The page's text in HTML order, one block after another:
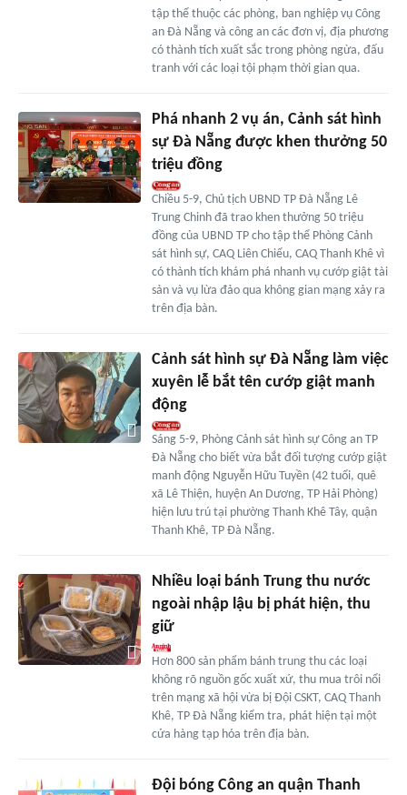
tập thể thuộc các phòng, ban nghiệp vụ Công
an Đà Nẵng và công an các đơn vị, địa phương
có thành tích xuất sắc trong phòng ngừa, đấu
tranh với các loại tội phạm thời gian qua.
Phá nhanh 2 vụ án, Cảnh sát hình
sự Đà Nẵng được khen thưởng 50
triệu đồng
Chiều 5-9, Chủ tịch UBND TP Đà Nẵng Lê
Trung Chinh đã trao khen thưởng 50 triệu
đồng của UBND TP cho tập thể Phòng Cảnh
sát hình sự, CAQ Liên Chiểu, CAQ Thanh Khê vì
có thành tích khám phá nhanh vụ cướp giật tài
sản và vụ lừa đảo qua không gian mạng xảy ra
trên địa bàn.
Cảnh sát hình sự Đà Nẵng làm việc
xuyên lễ bắt tên cướp giật manh
động
Sáng 5-9, Phòng Cảnh sát hình sự Công an TP
Đà Nẵng cho biết vừa bắt đối tượng cướp giật
manh động Nguyễn Hữu Tuyền (42 tuổi, quê
xã Lê Thiện, huyện An Dương, TP Hải Phòng)
hiện lưu trú tại phường Thanh Khê Tây, quận
Thanh Khê, TP Đà Nẵng.
Nhiều loại bánh Trung thu nước
ngoài nhập lậu bị phát hiện, thu
giữ
Hơn 800 sản phẩm bánh trung thu các loại
không rõ nguồn gốc xuất xứ, thu mua trôi nổi
trên mạng xã hội vừa bị Đội CSKT, CAQ Thanh
Khê, TP Đà Nẵng kiểm tra, phát hiện tại một
cửa hàng tạp hóa trên địa bàn.
Đội bóng Công an quận Thanh